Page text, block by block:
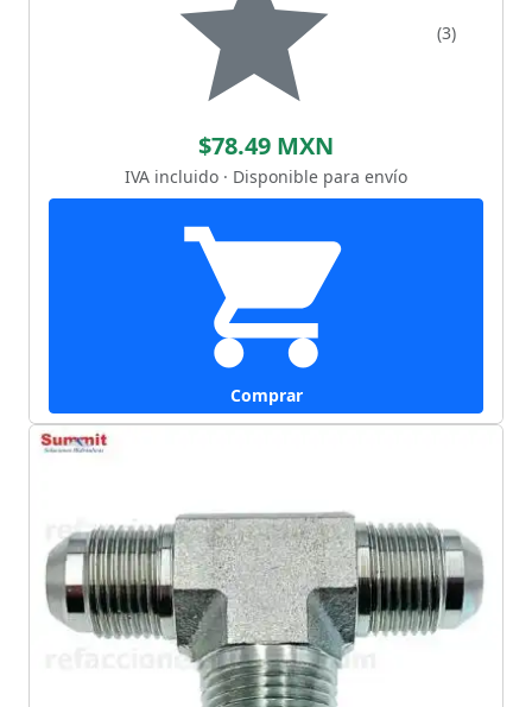
(3)
$78.49 MXN
IVA incluido · Disponible para envío
Comprar